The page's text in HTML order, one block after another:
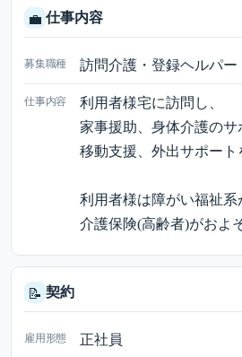
💼 仕事内容
募集職種 訪問介護・登録ヘルパー
仕事内容
利用者様宅に訪問し、
家事援助、身体介護のサ
移動支援、外出サポート
利用者様は障がい福祉系
介護保険(高齢者)がおよ
📝 契約
雇用形態 正社員